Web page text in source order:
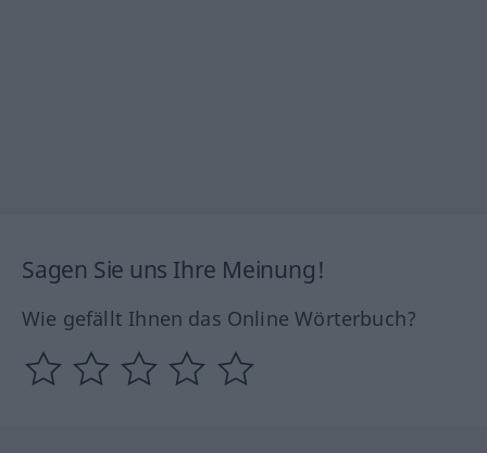
Sagen Sie uns Ihre Meinung!
Wie gefällt Ihnen das Online Wörterbuch?